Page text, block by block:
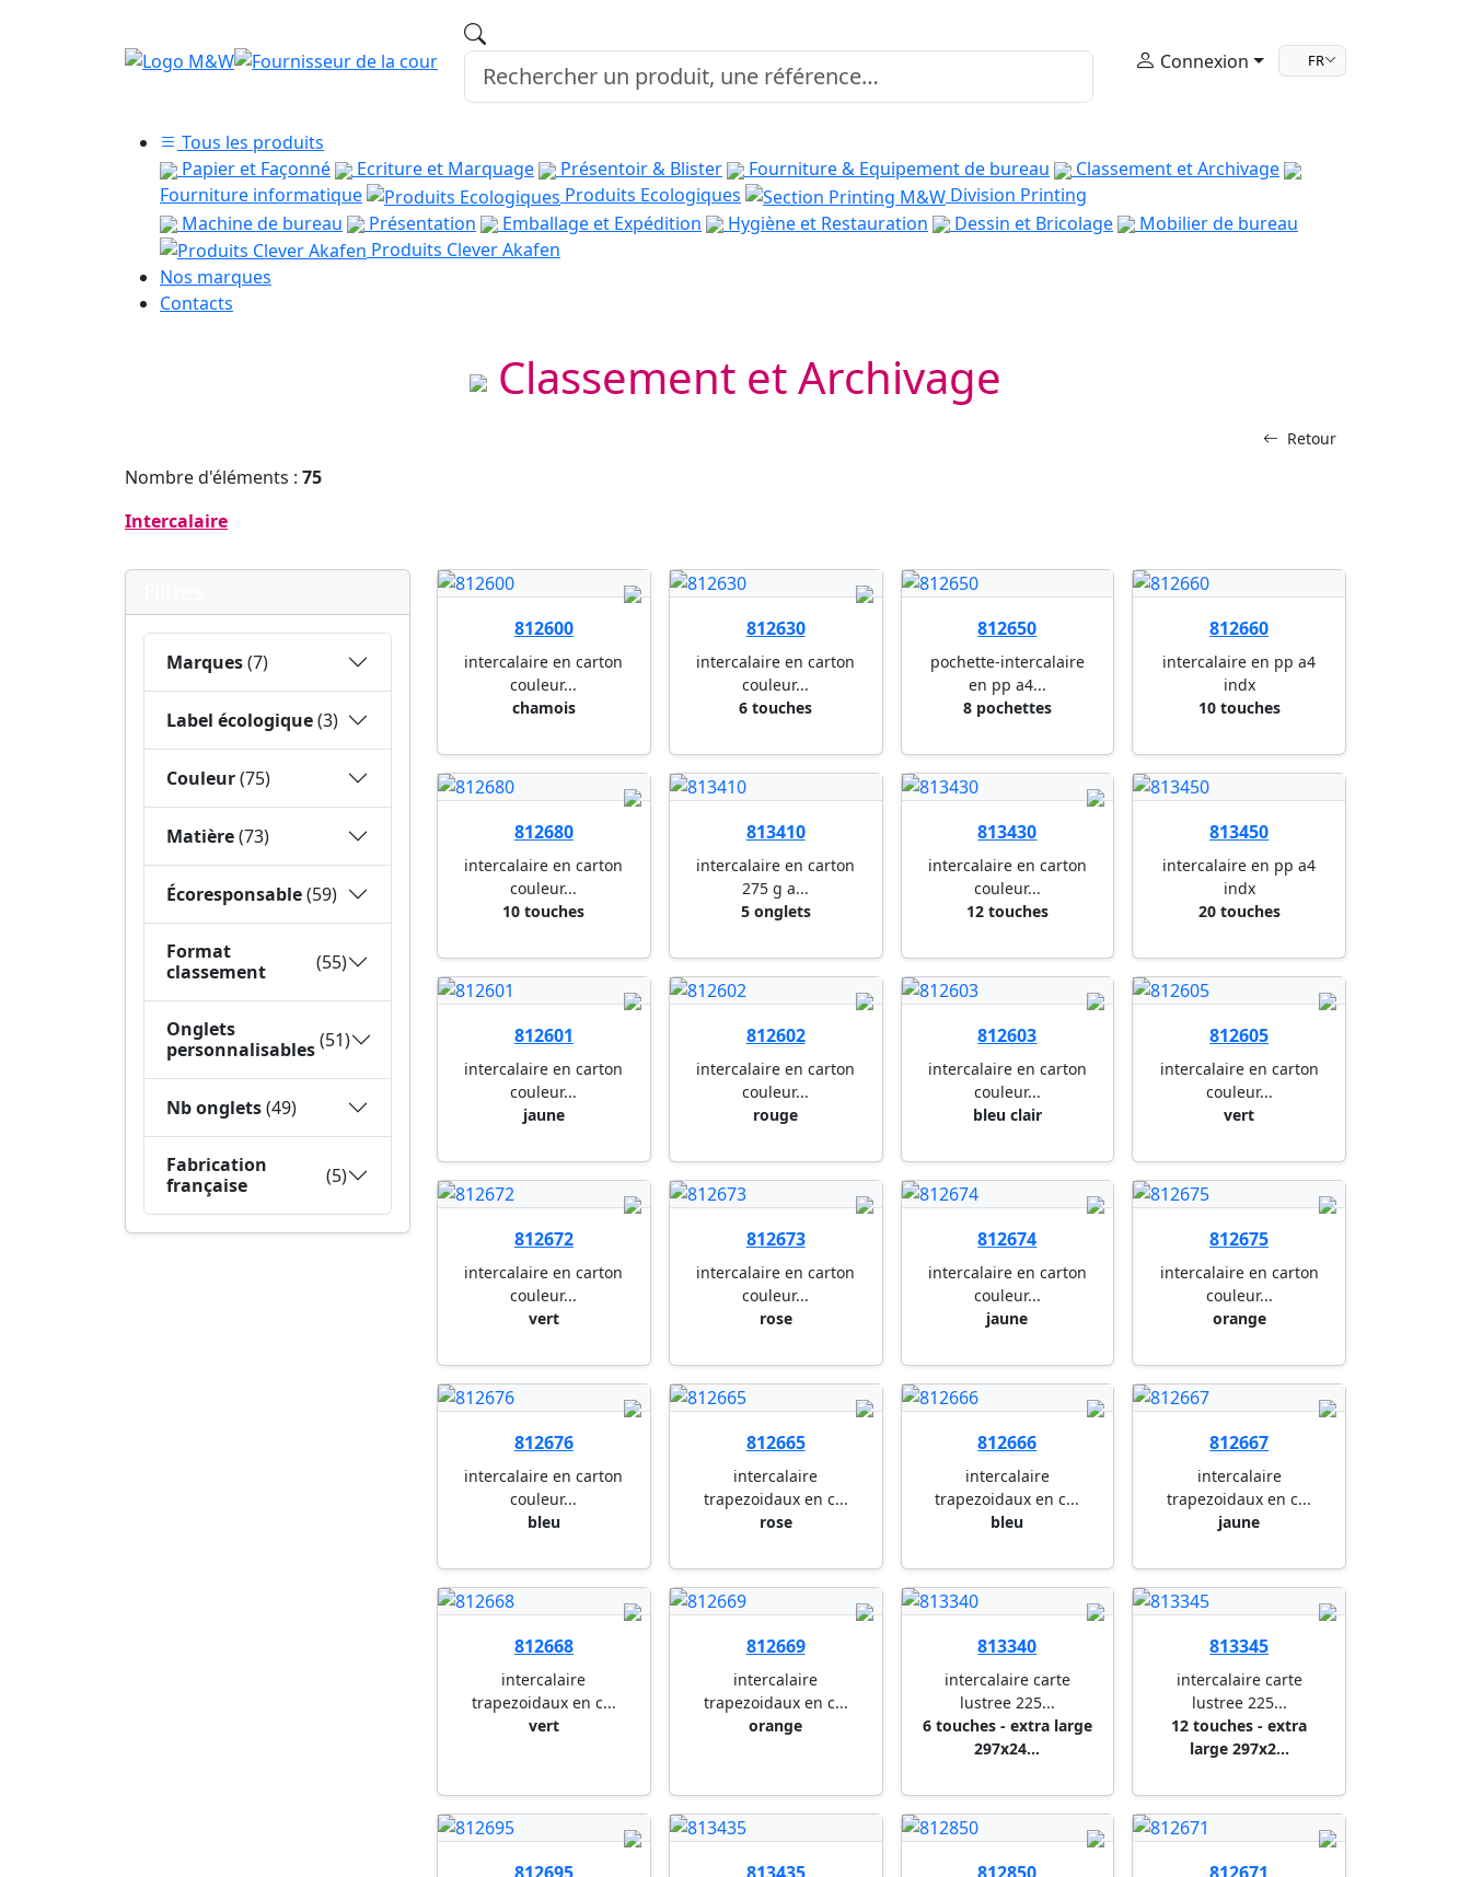
Connexion FR
Tous les produits
Papier et Façonné
Ecriture et Marquage Présentoir & Blister Fourniture & Equipement de bureau
Classement et Archivage
Fourniture informatique
Produits Ecologiques
Division Printing
Machine de bureau
Présentation Emballage et Expédition Hygiène et Restauration Dessin et Bricolage
Mobilier de bureau
Produits Clever Akafen
Nos marques
Contacts
Classement et Archivage
Retour
Nombre d'éléments : 75
Intercalaire
Marques(7)
Label écologique(3)
Couleur(75)
Matière(73)
Écoresponsable(59)
Format
classement
(55)
Onglets
personnalisables(51)
Nb onglets(49)
Fabrication
française
(5)
812600
intercalaire en carton
couleur...
chamois
812630
intercalaire en carton
couleur...
6 touches
812650
pochette-intercalaire
en pp a4...
8 pochettes
812660
intercalaire en pp a4
indx
10 touches
812680
intercalaire en carton
couleur...
10 touches
813410
intercalaire en carton
275 g a...
5 onglets
813430
intercalaire en carton
couleur...
12 touches
813450
intercalaire en pp a4
indx
20 touches
812601
intercalaire en carton
couleur...
jaune
812602
intercalaire en carton
couleur...
rouge
812603
intercalaire en carton
couleur...
bleu clair
812605
intercalaire en carton
couleur...
vert
812672
intercalaire en carton
couleur...
vert
812673
intercalaire en carton
couleur...
rose
812674
intercalaire en carton
couleur...
jaune
812675
intercalaire en carton
couleur...
orange
812676
intercalaire en carton
couleur...
bleu
812665
intercalaire
trapezoidaux en c...
rose
812666
intercalaire
trapezoidaux en c...
bleu
812667
intercalaire
trapezoidaux en c...
jaune
812668
intercalaire
trapezoidaux en c...
vert
812669
intercalaire
trapezoidaux en c...
orange
813340
intercalaire carte
lustree 225...
6 touches - extra large
297x24...
813345
intercalaire carte
lustree 225...
12 touches - extra
large 297x2...